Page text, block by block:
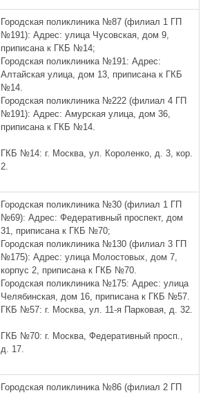
Городская поликлиника №87 (филиал 1 ГП
№191): Адрес: улица Чусовская, дом 9,
приписана к ГКБ №14;
Городская поликлиника №191: Адрес:
Алтайская улица, дом 13, приписана к ГКБ
№14.
Городская поликлиника №222 (филиал 4 ГП
№191): Адрес: Амурская улица, дом 36,
приписана к ГКБ №14.
ГКБ №14: г. Москва, ул. Короленко, д. 3, кор.
2.
Городская поликлиника №30 (филиал 1 ГП
№69): Адрес: Федеративный проспект, дом
31, приписана к ГКБ №70;
Городская поликлиника №130 (филиал 3 ГП
№175): Адрес: улица Молостовых, дом 7,
корпус 2, приписана к ГКБ №70.
Городская поликлиника №175: Адрес: улица
Челябинская, дом 16, приписана к ГКБ №57.
ГКБ №57: г. Москва, ул. 11-я Парковая, д. 32.
ГКБ №70: г. Москва, Федеративный просп.,
д. 17.
Городская поликлиника №86 (филиал 2 ГП